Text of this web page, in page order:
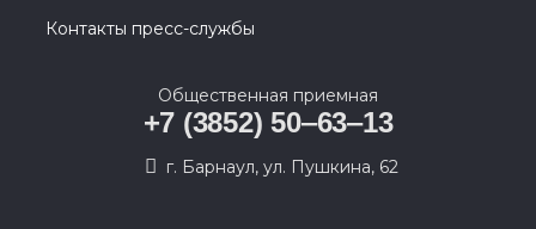
Контакты пресс-службы
Общественная приемная
+7 (3852) 50‒63‒13
г. Барнаул, ул. Пушкина, 62